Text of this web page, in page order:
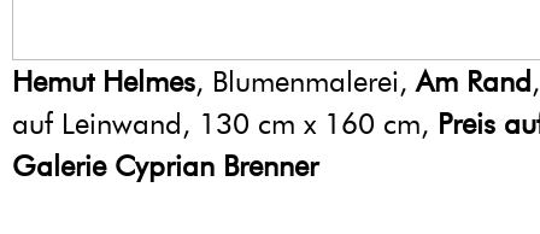
Hemut Helmes, Blumenmalerei,Am Rand
auf Leinwand, 130 cm x 160 cm, Preis
Galerie Cyprian Brenner